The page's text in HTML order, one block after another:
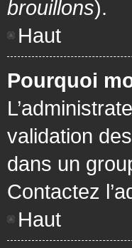
brouillons).
Haut
Pourquoi
validation
dans un
Contactez
Haut